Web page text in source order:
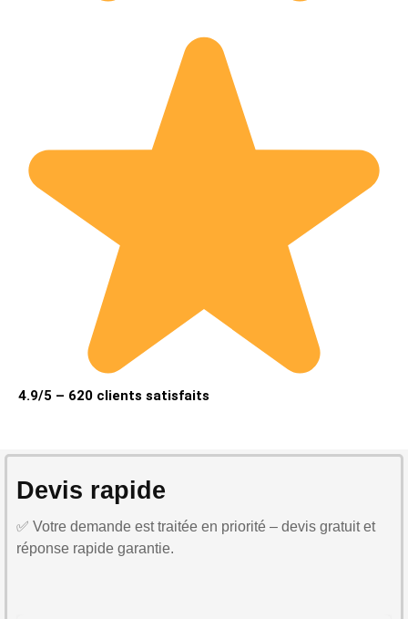
4.9/5 – 620 clients satisfaits
Devis rapide
✅ Votre demande est traitée en priorité – devis gratuit et
réponse rapide garantie.